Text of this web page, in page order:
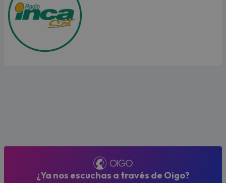
¿Ya nos escuchas a través de Oigo?